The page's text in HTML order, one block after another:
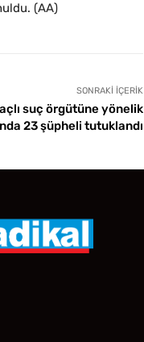
(AA)
SONRAKI İÇERIK
suç örgütüne yönelik
23 şüpheli tutuklandı